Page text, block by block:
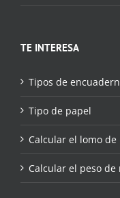
TE INTERESA
Tipos de
Tipo de papel
Calcular el lomo
Calcular el peso